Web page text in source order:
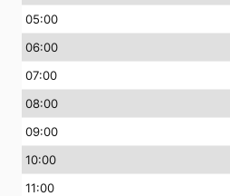
05:00
06:00
07:00
08:00
09:00
10:00
11:00